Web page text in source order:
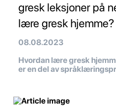
gresk leksjoner på
lære gresk hjemme?
08.08.2023
Hvordan lære gresk
er en del av